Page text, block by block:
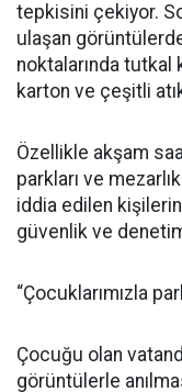
tepkisini çekiyor.
ulaşan
noktalarında tutkal
karton ve çeşitli
Özellikle akşam
parkları ve
iddia edilen
güvenlik ve
“Çocuklarımızla
Çocuğu olan
görüntülerle